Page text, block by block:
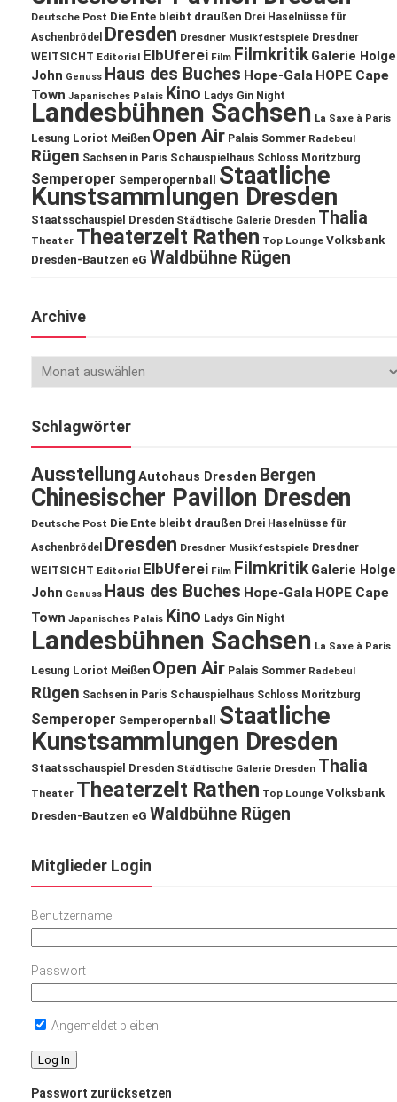
Deutsche Post Die Ente bleibt draußen Drei Haselnüsse für
Aschenbrödel
Dresden Dresdner Musikfestspiele Dresdner
WEITSICHT Editorial ElbUferei Film Filmkritik Galerie
John Genuss Haus des Buches Hope-Gala HOPE Cape
Town Japanisches Palais Kino Ladys Gin Night
Landesbühnen Sachsen La Saxe à Paris
Lesung Loriot Meißen Open Air Palais Sommer Radebeul
Rügen Sachsen in Paris Schauspielhaus Schloss Moritzburg
Semperoper Semperopernball Staatliche
Kunstsammlungen Dresden
Staatsschauspiel Dresden Städtische Galerie Dresden Thalia
Theater Theaterzelt Rathen Top Lounge Volksbank
Dresden-Bautzen eG Waldbühne Rügen
Archive
Schlagwörter
Ausstellung Autohaus Dresden Bergen
Chinesischer Pavillon Dresden
Deutsche Post Die Ente bleibt draußen Drei Haselnüsse für
Aschenbrödel
Dresden Dresdner Musikfestspiele Dresdner
WEITSICHT Editorial ElbUferei Film Filmkritik Galerie
John Genuss Haus des Buches Hope-Gala HOPE Cape
Town Japanisches Palais Kino Ladys Gin Night
Landesbühnen Sachsen La Saxe à Paris
Lesung Loriot Meißen Open Air Palais Sommer Radebeul
Rügen Sachsen in Paris Schauspielhaus Schloss Moritzburg
Semperoper Semperopernball
Staatliche
Kunstsammlungen Dresden
Staatsschauspiel Dresden Städtische Galerie Dresden Thalia
Theater Theaterzelt Rathen Top Lounge Volksbank
Dresden-Bautzen eG Waldbühne Rügen
Mitglieder Login
Benutzername
Passwort
Angemeldet bleiben
Passwort zurücksetzen